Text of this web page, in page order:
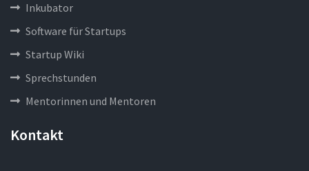
Inkubator
Software für Startups
Startup Wiki
Sprechstunden
Mentorinnen und Mentoren
Kontakt